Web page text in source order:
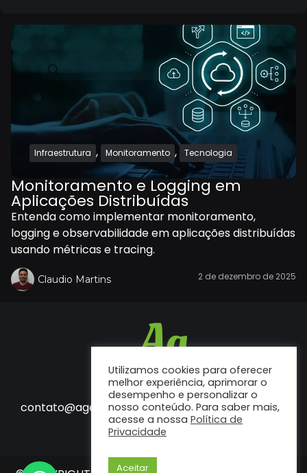
Infraestrutura , Monitoramento , Tecnologia
Monitoramento e Logging em
Aplicações Distribuídas
Entenda como implementar monitoramento,
logging e observabilidade em aplicações distribuídas
usando métricas e tracing.
Claudio Martins 2 de dezembro de 2025
Fale conosco
contato@agenciaf12.com.br
Utilizamos cookies para oferecer
melhor experiência, aprimorar o
desempenho e personalizar o
nosso conteúdo. Para saber mais,
acesse a nossa Política de
Privacidade
Aceitar